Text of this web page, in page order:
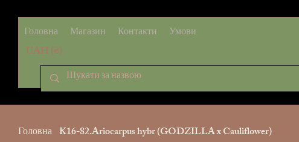
UAH (₴)
Головна Магазин Контакти Умови
Головна K16-82.Ariocarpus hybr (GODZILLA x Cauliflower)